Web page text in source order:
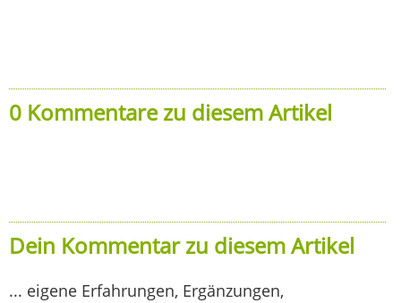
0 Kommentare zu diesem Artikel
Dein Kommentar zu diesem Artikel
... eigene Erfahrungen, Ergänzungen,